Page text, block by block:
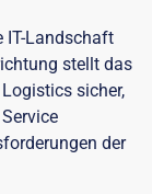
IT-Landschaft
stellt das
sicher,
der